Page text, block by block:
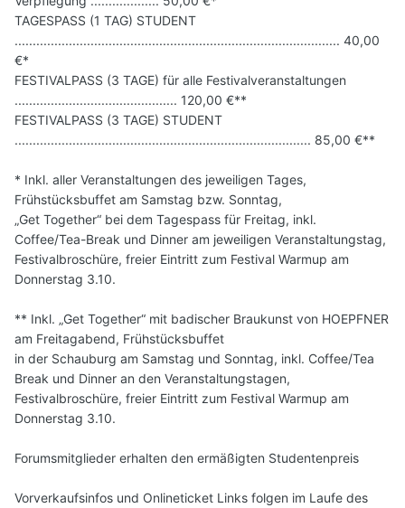
TAGESPASS (1 TAG) STUDENT
.......................................................................................... 40,00
€*
FESTIVALPASS (3 TAGE) für alle Festivalveranstaltungen
............................................. 120,00 €**
FESTIVALPASS (3 TAGE) STUDENT
.................................................................................. 85,00 €**
* Inkl. aller Veranstaltungen des jeweiligen Tages,
Frühstücksbuffet am Samstag bzw. Sonntag,
„Get Together“ bei dem Tagespass für Freitag, inkl.
Coffee/Tea-Break und Dinner am jeweiligen Veranstaltungstag,
Festivalbroschüre, freier Eintritt zum Festival Warmup am
Donnerstag 3.10.
** Inkl. „Get Together“ mit badischer Braukunst von HOEPFNER
am Freitagabend, Frühstücksbuffet
in der Schauburg am Samstag und Sonntag, inkl. Coffee/Tea
Break und Dinner an den Veranstaltungstagen,
Festivalbroschüre, freier Eintritt zum Festival Warmup am
Donnerstag 3.10.
Forumsmitglieder erhalten den ermäßigten Studentenpreis
Vorverkaufsinfos und Onlineticket Links folgen im Laufe des